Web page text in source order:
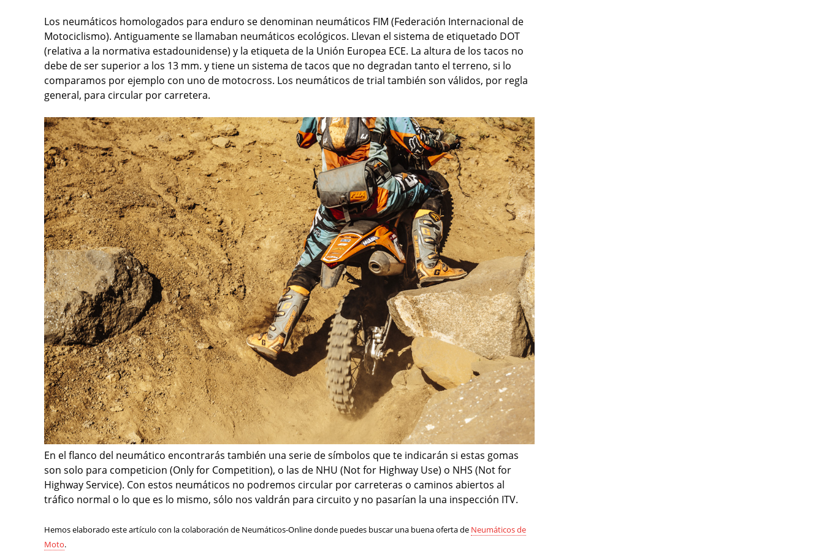
Los neumáticos homologados para enduro se denominan neumáticos FIM (Federación Internacional de
Motociclismo). Antiguamente se llamaban neumáticos ecológicos. Llevan el sistema de etiquetado DOT
(relativa a la normativa estadounidense) y la etiqueta de la Unión Europea ECE. La altura de los tacos no
debe de ser superior a los 13 mm. y tiene un sistema de tacos que no degradan tanto el terreno, si lo
comparamos por ejemplo con uno de motocross. Los neumáticos de trial también son válidos, por regla
general, para circular por carretera.
En el flanco del neumático encontrarás también una serie de símbolos que te indicarán si estas gomas
son solo para competicion (Only for Competition), o las de NHU (Not for Highway Use) o NHS (Not for
Highway Service). Con estos neumáticos no podremos circular por carreteras o caminos abiertos al
tráfico normal o lo que es lo mismo, sólo nos valdrán para circuito y no pasarían la una inspección ITV.
Hemos elaborado este artículo con la colaboración de Neumáticos-Online donde puedes buscar una buena oferta de Neumáticos de
Moto.